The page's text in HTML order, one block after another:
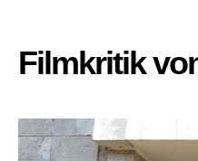
Filmkritik